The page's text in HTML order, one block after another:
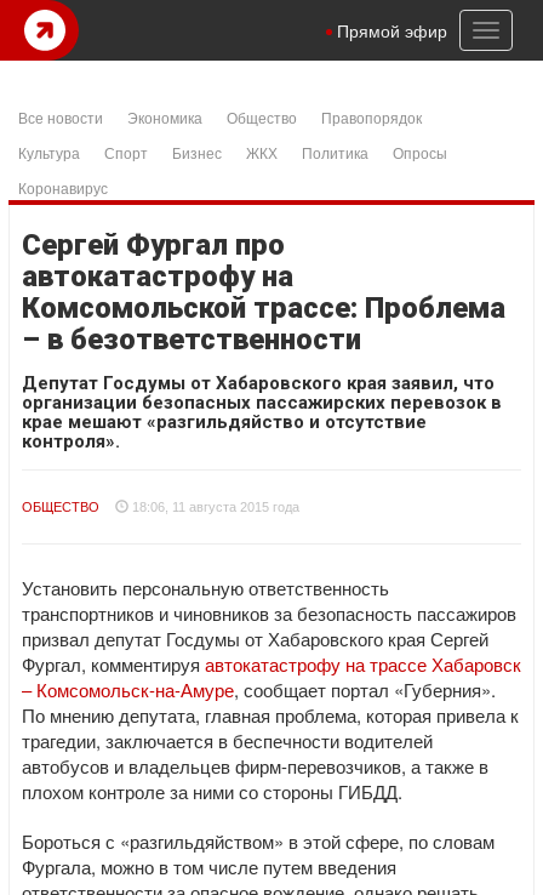
Toggle
Прямой эфир
Все новости Экономика Общество
Правопорядок
Культура
Спорт Бизнес ЖКХ Политика
Опросы
Коронавирус
Сергей Фургал про
автокатастрофу на
Комсомольской трассе: Проблема
– в безответственности
Депутат Госдумы от Хабаровского края заявил, что
организации безопасных пассажирских перевозок в
крае мешают «разгильдяйство и отсутствие
контроля».
ОБЩЕСТВО 18:06, 11 августа 2015 года
Установить персональную ответственность
транспортников и чиновников за безопасность пассажиров
призвал депутат Госдумы от Хабаровского края Сергей
Фургал, комментируя автокатастрофу на трассе Хабаровск
– Комсомольск-на-Амуре, сообщает портал «Губерния».
По мнению депутата, главная проблема, которая привела к
трагедии, заключается в беспечности водителей
автобусов и владельцев фирм-перевозчиков, а также в
плохом контроле за ними со стороны ГИБДД.
Бороться с «разгильдяйством» в этой сфере, по словам
Фургала, можно в том числе путем введения